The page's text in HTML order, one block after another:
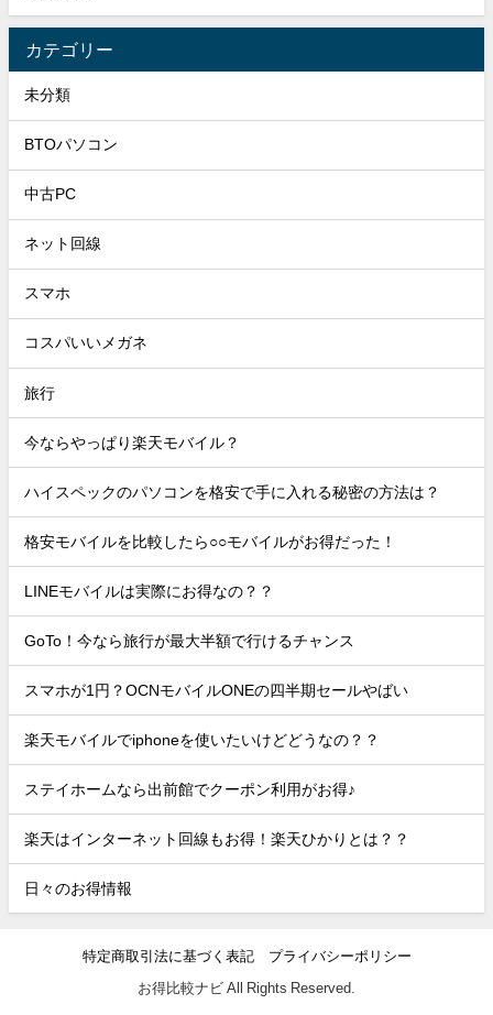
カテゴリー
未分類
BTOパソコン
中古PC
ネット回線
スマホ
コスパいいメガネ
旅行
今ならやっぱり楽天モバイル？
ハイスペックのパソコンを格安で手に入れる秘密の方法は？
格安モバイルを比較したら○○モバイルがお得だった！
LINEモバイルは実際にお得なの？？
GoTo！今なら旅行が最大半額で行けるチャンス
スマホが1円？OCNモバイルONEの四半期セールやばい
楽天モバイルでiphoneを使いたいけどどうなの？？
ステイホームなら出前館でクーポン利用がお得♪
楽天はインターネット回線もお得！楽天ひかりとは？？
日々のお得情報
特定商取引法に基づく表記 プライバシーポリシー
お得比較ナビ All Rights Reserved.